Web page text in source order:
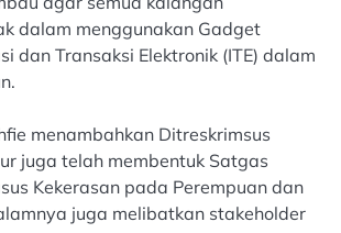
dalam menggunakan Gadget
dan Transaksi Elektronik (ITE) dalam
menambahkan Ditreskrimsus
juga telah membentuk Satgas
Kekerasan pada Perempuan dan
juga melibatkan stakeholder